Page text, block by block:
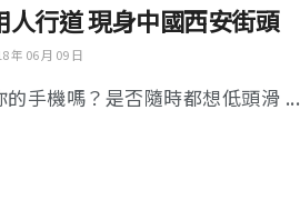
人行道 現身中國西安街頭
年 06 月 09 日
手機嗎？是否隨時都想低頭滑 ...